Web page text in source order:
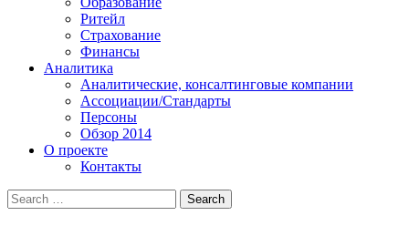
Ритейл
Страхование
Финансы
Аналитика
Аналитические, консалтинговые компании
Ассоциации/Стандарты
Персоны
Обзор 2014
О проекте
Контакты